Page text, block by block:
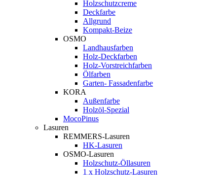
Holzschutzcreme
Deckfarbe
Allgrund
Kompakt-Beize
OSMO
Landhausfarben
Holz-Deckfarben
Holz-Vorstreichfarben
Ölfarben
Garten- Fassadenfarbe
KORA
Außenfarbe
Holzöl-Spezial
MocoPinus
Lasuren
REMMERS-Lasuren
HK-Lasuren
OSMO-Lasuren
Holzschutz-Öllasuren
1 x Holzschutz-Lasuren